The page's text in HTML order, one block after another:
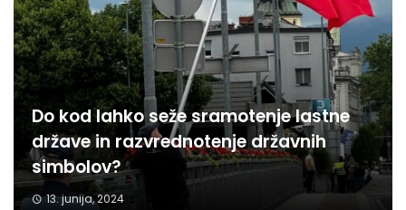
Do kod lahko seže sramotenje lastne
države in razvrednotenje državnih
simbolov?
13. junija, 2024